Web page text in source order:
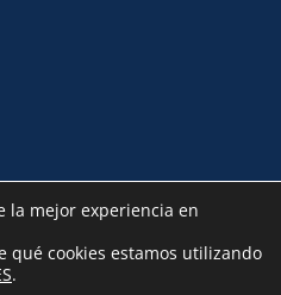
la mejor experiencia en
qué cookies estamos utilizando
.